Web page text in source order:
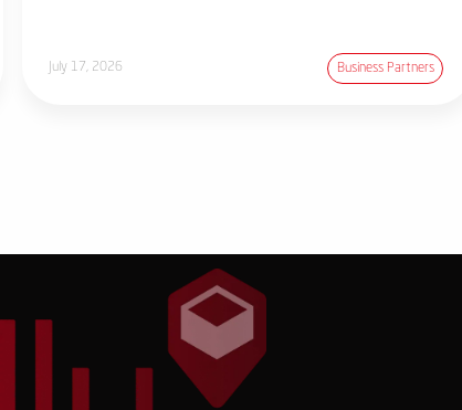
July 17, 2026 Business Partners